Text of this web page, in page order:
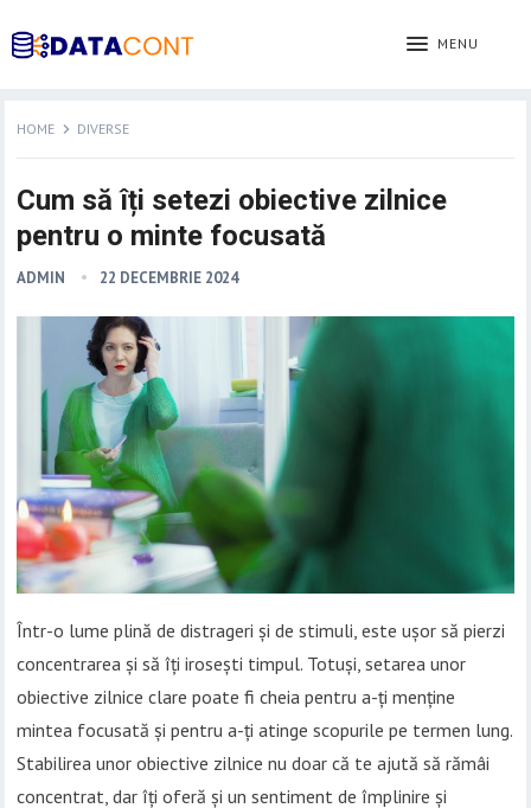
MENU
HOME DIVERSE
Cum să îți setezi obiective zilnice
pentru o minte focusată
ADMIN 22 DECEMBRIE 2024
Într-o lume plină de distrageri și de stimuli, este ușor să pierzi
concentrarea și să îți irosești timpul. Totuși, setarea unor
obiective zilnice clare poate fi cheia pentru a-ți menține
mintea focusată și pentru a-ți atinge scopurile pe termen lung.
Stabilirea unor obiective zilnice nu doar că te ajută să rămâi
concentrat, dar îți oferă și un sentiment de împlinire și